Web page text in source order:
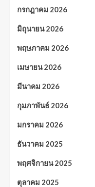
กรกฎาคม 2026
มิถุนายน 2026
พฤษภาคม 2026
เมษายน 2026
มีนาคม 2026
กุมภาพันธ์ 2026
มกราคม 2026
ธันวาคม 2025
พฤศจิกายน 2025
ตุลาคม 2025